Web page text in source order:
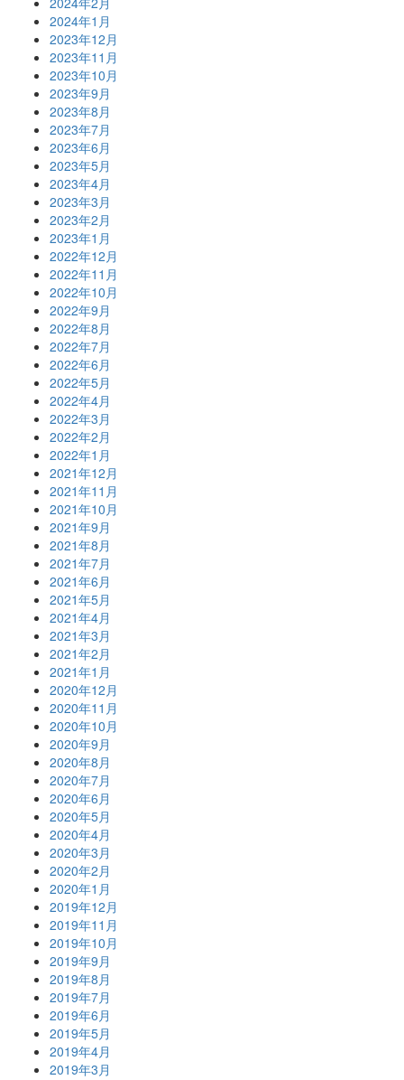
2024年1月
2023年12月
2023年11月
2023年10月
2023年9月
2023年8月
2023年7月
2023年6月
2023年5月
2023年4月
2023年3月
2023年2月
2023年1月
2022年12月
2022年11月
2022年10月
2022年9月
2022年8月
2022年7月
2022年6月
2022年5月
2022年4月
2022年3月
2022年2月
2022年1月
2021年12月
2021年11月
2021年10月
2021年9月
2021年8月
2021年7月
2021年6月
2021年5月
2021年4月
2021年3月
2021年2月
2021年1月
2020年12月
2020年11月
2020年10月
2020年9月
2020年8月
2020年7月
2020年6月
2020年5月
2020年4月
2020年3月
2020年2月
2020年1月
2019年12月
2019年11月
2019年10月
2019年9月
2019年8月
2019年7月
2019年6月
2019年5月
2019年4月
2019年3月